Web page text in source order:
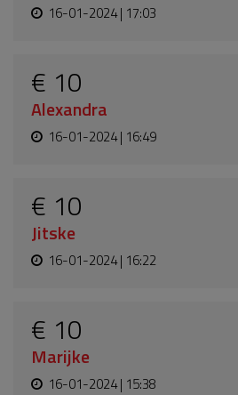
16-01-2024 | 17:03
€ 10
Alexandra
16-01-2024 | 16:49
€ 10
Jitske
16-01-2024 | 16:22
€ 10
Marijke
16-01-2024 | 15:38